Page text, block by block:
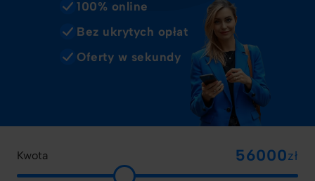
100% online
Bez ukrytych opłat
Oferty w sekundy
Kwota zł